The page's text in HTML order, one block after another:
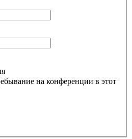
на конференции в этот